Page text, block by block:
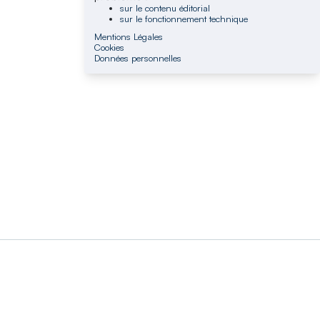
sur le contenu éditorial
sur le fonctionnement technique
Mentions Légales
Cookies
Données personnelles